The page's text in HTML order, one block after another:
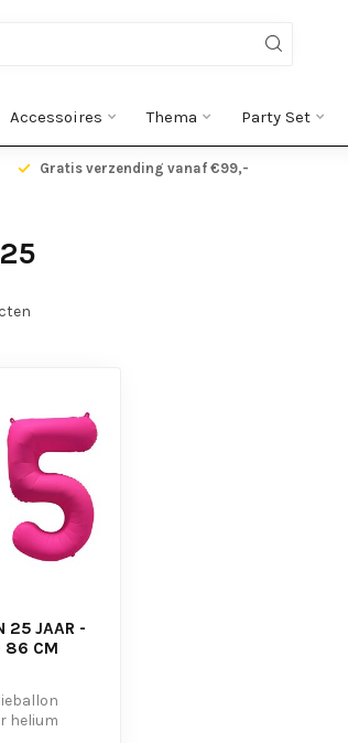
Accessoires Thema Party Set
Gratis verzending vanaf €99,-
25 JAAR -
86 CM
helium